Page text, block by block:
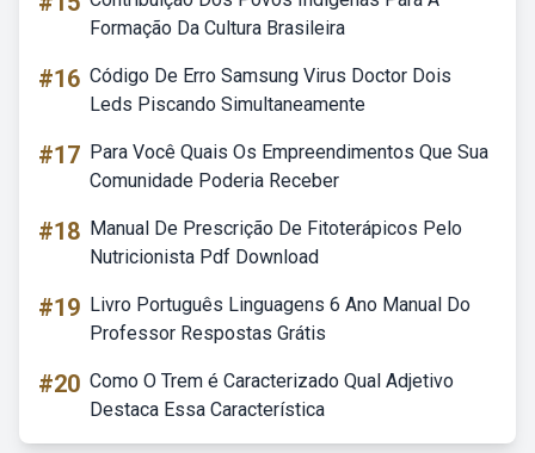
Formação Da Cultura Brasileira
#16 Código De Erro Samsung Virus Doctor Dois
Leds Piscando Simultaneamente
#17 Para Você Quais Os Empreendimentos Que Sua
Comunidade Poderia Receber
#18 Manual De Prescrição De Fitoterápicos Pelo
Nutricionista Pdf Download
#19 Livro Português Linguagens 6 Ano Manual Do
Professor Respostas Grátis
#20 Como O Trem é Caracterizado Qual Adjetivo
Destaca Essa Característica